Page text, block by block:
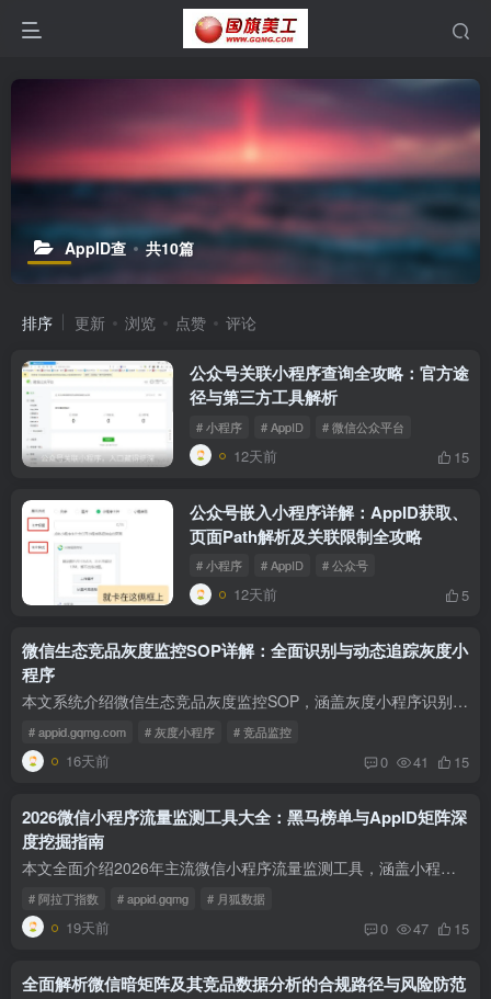
AppID查 共10篇
排序 更新 浏览 点赞 评论
公众号关联小程序查询全攻略：官方途
径与第三方工具解析
# 小程序 # AppID # 微信公众平台
12天前 15
公众号嵌入小程序详解：AppID获取、
页面Path解析及关联限制全攻略
# 小程序 # AppID # 公众号
12天前 5
微信生态竞品灰度监控SOP详解：全面识别与动态追踪灰度小
程序
本文系统介绍微信生态竞品灰度监控SOP，涵盖灰度小程序识别标准、竞品小程序矩阵扫描及灰度项目动态监控流程，助力精准捕获竞品灰度测试项目，实现高效情报分析与风险预警。
# appid.gqmg.com # 灰度小程序 # 竞品监控
16天前 0 41 15
2026微信小程序流量监测工具大全：黑马榜单与AppID矩阵深
度挖掘指南
本文全面介绍2026年主流微信小程序流量监测工具，涵盖小程序黑马榜单工具、AppID矩阵挖掘平台及企业级小程序统计SDK，助力精准捕捉行业流量趋势与竞品动态。
# 阿拉丁指数 # appid.gqmg # 月狐数据
19天前 0 47 15
全面解析微信暗矩阵及其竞品数据分析的合规路径与风险防范